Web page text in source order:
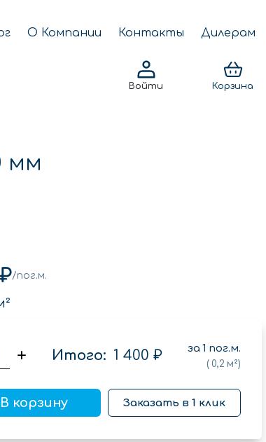
О Компании Контакты Дилерам
Войти Корзина
мм
/пог.м.
+ Итого: 1 400 ₽ за 1 пог.м.
( 0,2 м²)
В корзину Заказать в 1 клик